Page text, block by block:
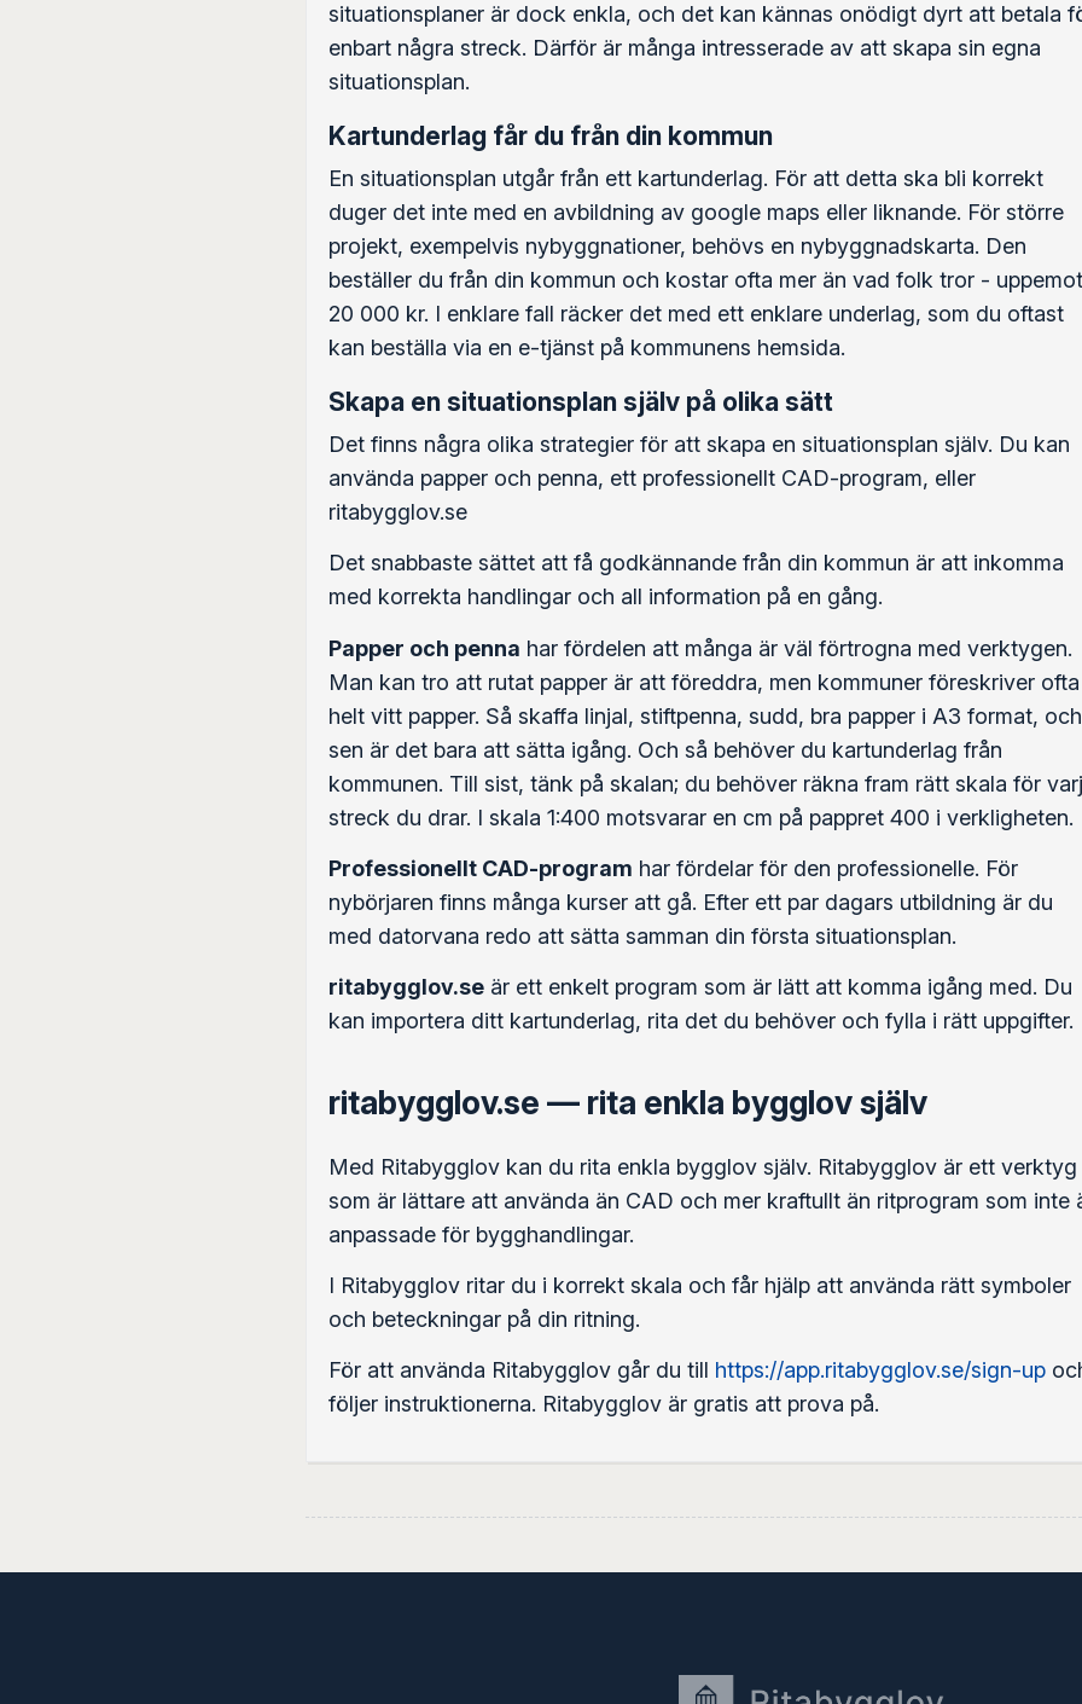
situationsplaner är dock enkla, och det kan kännas onödigt dyrt att betala
enbart några streck. Därför är många intresserade av att skapa sin egna
situationsplan.
Kartunderlag får du från din kommun
En situationsplan utgår från ett kartunderlag. För att detta ska bli korrekt
duger det inte med en avbildning av google maps eller liknande. För större
projekt, exempelvis nybyggnationer, behövs en nybyggnadskarta. Den
beställer du från din kommun och kostar ofta mer än vad folk tror - uppemot
20 000 kr. I enklare fall räcker det med ett enklare underlag, som du oftast
kan beställa via en e-tjänst på kommunens hemsida.
Skapa en situationsplan själv på olika sätt
Det finns några olika strategier för att skapa en situationsplan själv. Du kan
använda papper och penna, ett professionellt CAD-program, eller
ritabygglov.se
Det snabbaste sättet att få godkännande från din kommun är att inkomma
med korrekta handlingar och all information på en gång.
Papper och penna har fördelen att många är väl förtrogna med verktygen.
Man kan tro att rutat papper är att föreddra, men kommuner föreskriver ofta
helt vitt papper. Så skaffa linjal, stiftpenna, sudd, bra papper i A3 format, och
sen är det bara att sätta igång. Och så behöver du kartunderlag från
kommunen. Till sist, tänk på skalan; du behöver räkna fram rätt skala för
streck du drar. I skala 1:400 motsvarar en cm på pappret 400 i verkligheten.
Professionellt CAD-program har fördelar för den professionelle. För
nybörjaren finns många kurser att gå. Efter ett par dagars utbildning är du
med datorvana redo att sätta samman din första situationsplan.
ritabygglov.se är ett enkelt program som är lätt att komma igång med. Du
kan importera ditt kartunderlag, rita det du behöver och fylla i rätt uppgifter.
ritabygglov.se — rita enkla bygglov själv
Med Ritabygglov kan du rita enkla bygglov själv. Ritabygglov är ett verktyg
som är lättare att använda än CAD och mer kraftullt än ritprogram som inte
anpassade för bygghandlingar.
I Ritabygglov ritar du i korrekt skala och får hjälp att använda rätt symboler
och beteckningar på din ritning.
För att använda Ritabygglov går du till https://app.ritabygglov.se/sign-up
följer instruktionerna. Ritabygglov är gratis att prova på.